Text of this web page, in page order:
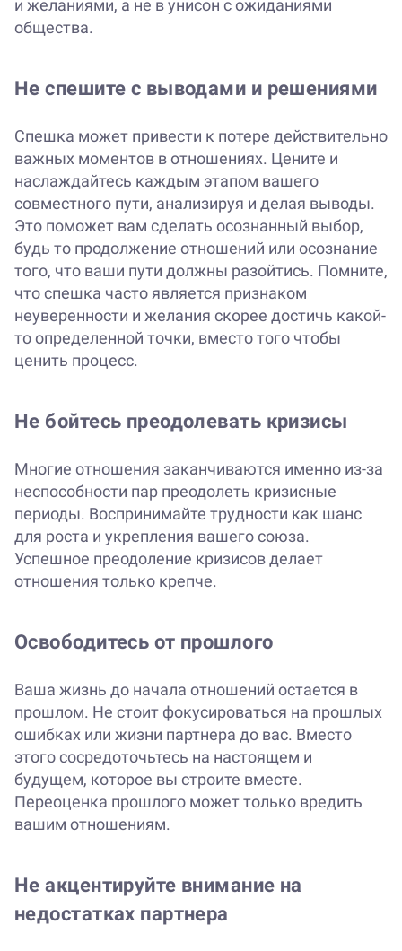
и желаниями, а не в унисон с ожиданиями
общества.
Не спешите с выводами и решениями
Спешка может привести к потере действительно
важных моментов в отношениях. Цените и
наслаждайтесь каждым этапом вашего
совместного пути, анализируя и делая выводы.
Это поможет вам сделать осознанный выбор,
будь то продолжение отношений или осознание
того, что ваши пути должны разойтись. Помните,
что спешка часто является признаком
неуверенности и желания скорее достичь какой-
то определенной точки, вместо того чтобы
ценить процесс.
Не бойтесь преодолевать кризисы
Многие отношения заканчиваются именно из-за
неспособности пар преодолеть кризисные
периоды. Воспринимайте трудности как шанс
для роста и укрепления вашего союза.
Успешное преодоление кризисов делает
отношения только крепче.
Освободитесь от прошлого
Ваша жизнь до начала отношений остается в
прошлом. Не стоит фокусироваться на прошлых
ошибках или жизни партнера до вас. Вместо
этого сосредоточьтесь на настоящем и
будущем, которое вы строите вместе.
Переоценка прошлого может только вредить
вашим отношениям.
Не акцентируйте внимание на
недостатках партнера